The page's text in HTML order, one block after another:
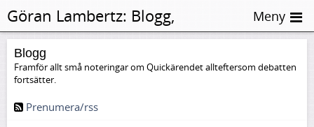
Blogg
Framför allt små noteringar om Quickärendet allteftersom debatten
fortsätter.
Prenumera/rss
Göran Lambertz: Blogg,
Rättskandalen
Meny